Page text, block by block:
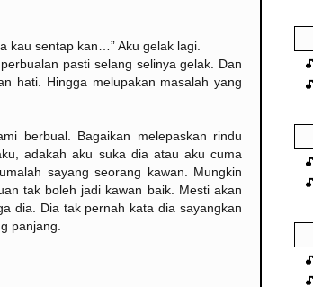
kau sentap kan…” Aku gelak lagi.
pasti selang selinya gelak. Dan
hati. Hingga melupakan masalah yang
berbual. Bagaikan melepaskan rindu
adakah aku suka dia atau aku cuma
sayang seorang kawan. Mungkin
tak boleh jadi kawan baik. Mesti akan
dia. Dia tak pernah kata dia sayangkan
panjang.